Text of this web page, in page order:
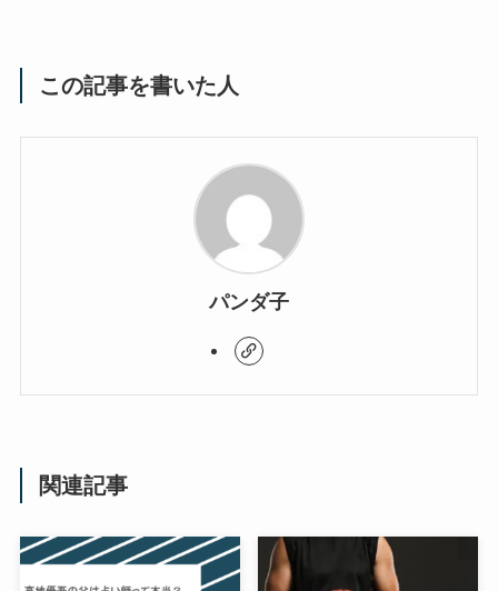
この記事を書いた人
パンダ子
関連記事